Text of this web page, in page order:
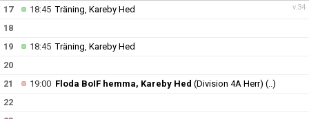
v.34
17 18:45Träning, Kareby Hed
18
19
18:45Träning, Kareby Hed
20
21
19:00 Floda BoIF hemma, Kareby Hed (Division 4A Herr) (..)
22